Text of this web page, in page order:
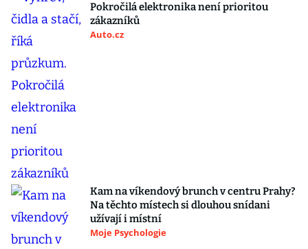
Pokročilá elektronika není prioritou
zákazníků
Auto.cz
Kam na víkendový brunch v centru Prahy?
Na těchto místech si dlouhou snídani
užívají i místní
Moje Psychologie